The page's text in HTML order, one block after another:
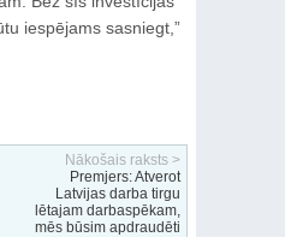
iespējams sasniegt,”
Nākošais raksts >
Premjers: Atverot
Latvijas darba tirgu
lētajam darbaspēkam,
mēs būsim apdraudēti